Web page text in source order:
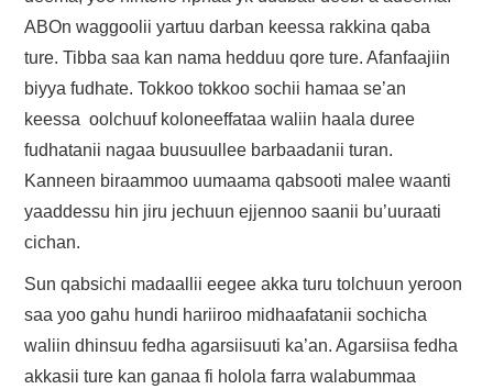
ABOn waggoolii yartuu darban keessa rakkina qaba
ture. Tibba saa kan nama hedduu qore ture. Afanfaajiin
biyya fudhate. Tokkoo tokkoo sochii hamaa se’an
keessa oolchuuf koloneeffataa waliin haala duree
fudhatanii nagaa buusuullee barbaadanii turan.
Kanneen biraammoo uumaama qabsooti malee waanti
yaaddessu hin jiru jechuun ejjennoo saanii bu’uuraati
cichan.
Sun qabsichi madaallii eegee akka turu tolchuun yeroon
saa yoo gahu hundi hariiroo midhaafatanii sochicha
waliin dhinsuu fedha agarsiisuuti ka’an. Agarsiisa fedha
akkasii ture kan ganaa fi holola farra walabummaa